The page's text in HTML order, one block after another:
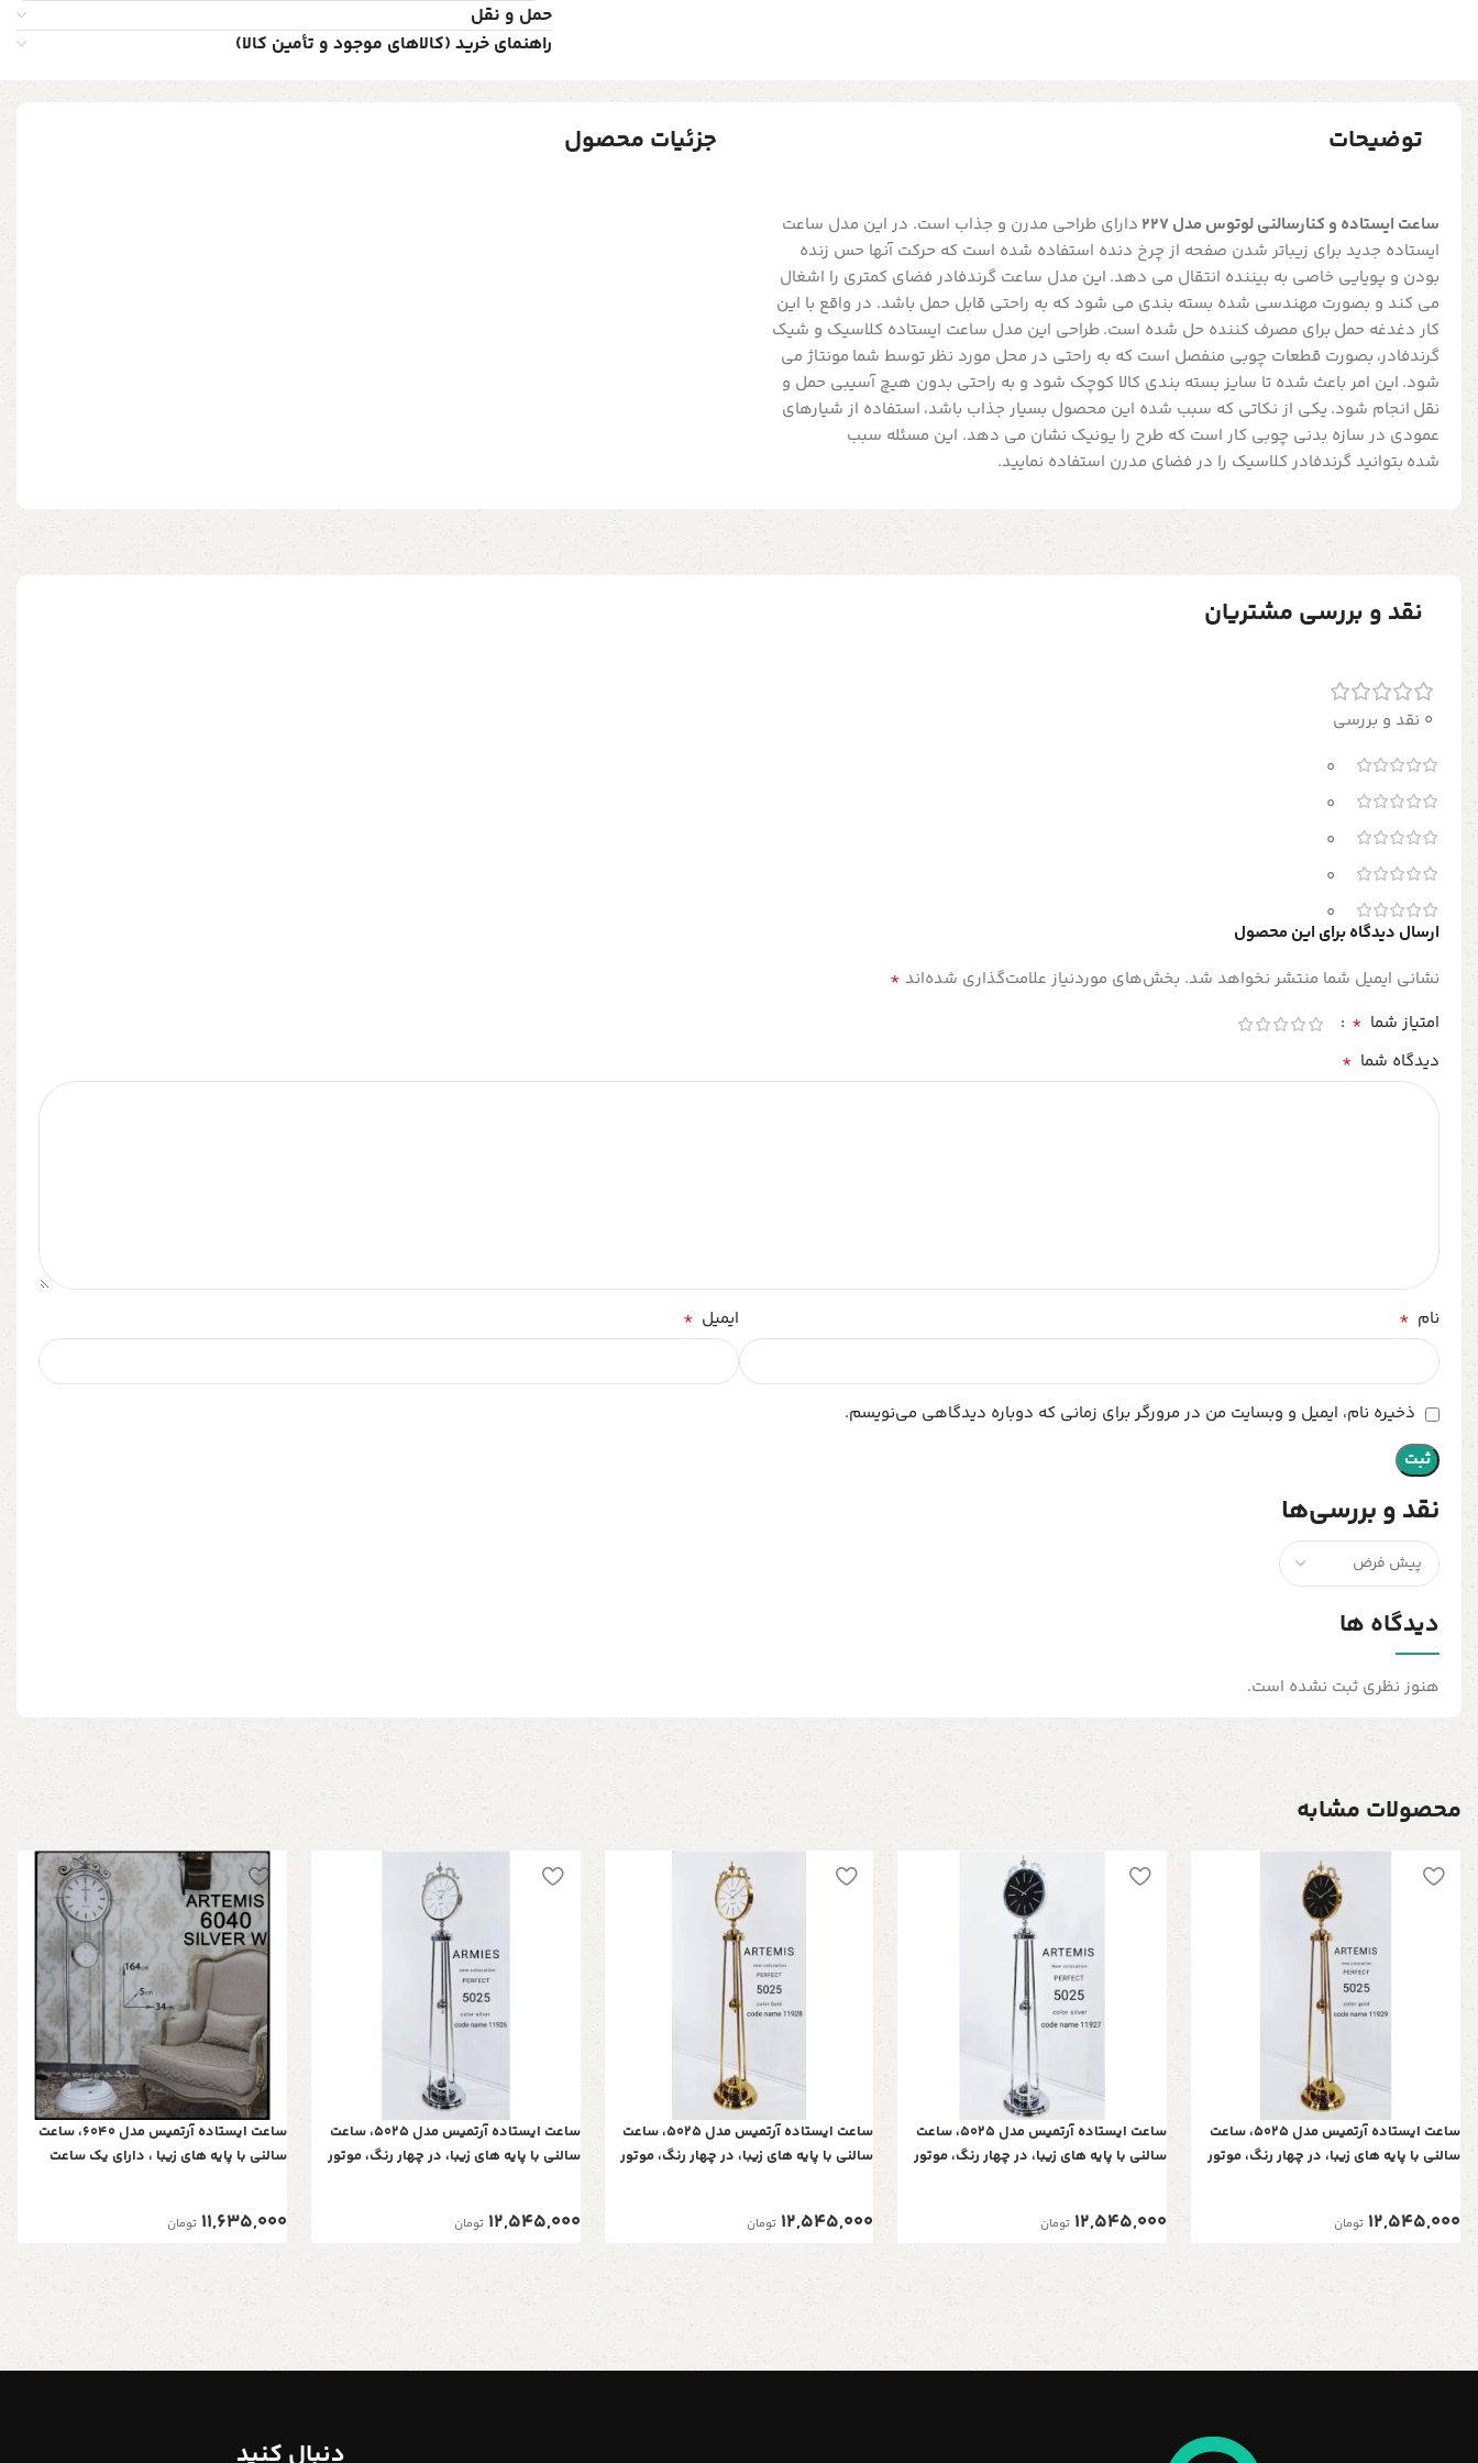
حمل و نقل
راهنمای خرید (کالاهای موجود و تأمین کالا)
توضیحات
ساعت ایستاده و کنارسالنی لوتوس مدل 227
دارای طراحی مدرن و جذاب است. در این مدل ساعت
ایستاده جدید برای زیباتر شدن صفحه از چرخ دنده استفاده شده است که حرکت آنها حس زنده
بودن و پویایی خاصی به بیننده انتقال می دهد. این مدل ساعت گرندفادر فضای کمتری را اشغال
می کند و بصورت مهندسی شده بسته بندی می شود که به راحتی قابل حمل باشد. در واقع با این
کار دغدغه حمل برای مصرف کننده حل شده است. طراحی این مدل ساعت ایستاده کلاسیک و شیک
گرندفادر، بصورت قطعات چوبی منفصل است که به راحتی در محل مورد نظر توسط شما مونتاژ می
شود. این امر باعث شده تا سایز بسته بندی کالا کوچک شود و به راحتی بدون هیچ آسیبی حمل و
نقل انجام شود. یکی از نکاتی که سبب شده این محصول بسیار جذاب باشد، استفاده از شیارهای
عمودی در سازه بدنی چوبی کار است که طرح را یونیک نشان می دهد. این مسئله سبب
شده بتوانید گرندفادر کلاسیک را در فضای مدرن استفاده نمایید.
جزئیات محصول
نقد و بررسی مشتریان
0 نقد و بررسی
0
0
0
0
0
نقد و بررسی‌ها
دیدگاه ها
هنوز نظری ثبت نشده است.
ارسال دیدگاه برای این محصول
نشانی ایمیل شما منتشر نخواهد شد. بخش‌های موردنیاز علامت‌گذاری شده‌اند *
امتیاز شما *
دیدگاه شما *
نام * ایمیل *
ذخیره نام، ایمیل و وبسایت من در مرورگر برای زمانی که دوباره دیدگاهی می‌نویسم.
محصولات مشابه
ساعت ایستاده آرتمیس مدل 5025، ساعت
سالنی با پایه های زیبا، در چهار رنگ، موتور
12,545,000 تومان
ساعت ایستاده آرتمیس مدل 5025، ساعت
سالنی با پایه های زیبا، در چهار رنگ، موتور
12,545,000 تومان
ساعت ایستاده آرتمیس مدل 5025، ساعت
سالنی با پایه های زیبا، در چهار رنگ، موتور
12,545,000 تومان
ساعت ایستاده آرتمیس مدل 5025، ساعت
سالنی با پایه های زیبا، در چهار رنگ، موتور
12,545,000 تومان
ساعت ایستاده آرتمیس مدل 6040، ساعت
سالنی با پایه های زیبا ، دارای یک ساعت
11,635,000 تومان
دنبال کنید